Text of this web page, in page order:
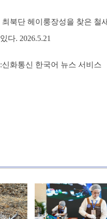
최북단 헤이룽장성을 찾은 철
다. 2026.5.21
신화통신 한국어 뉴스 서비스